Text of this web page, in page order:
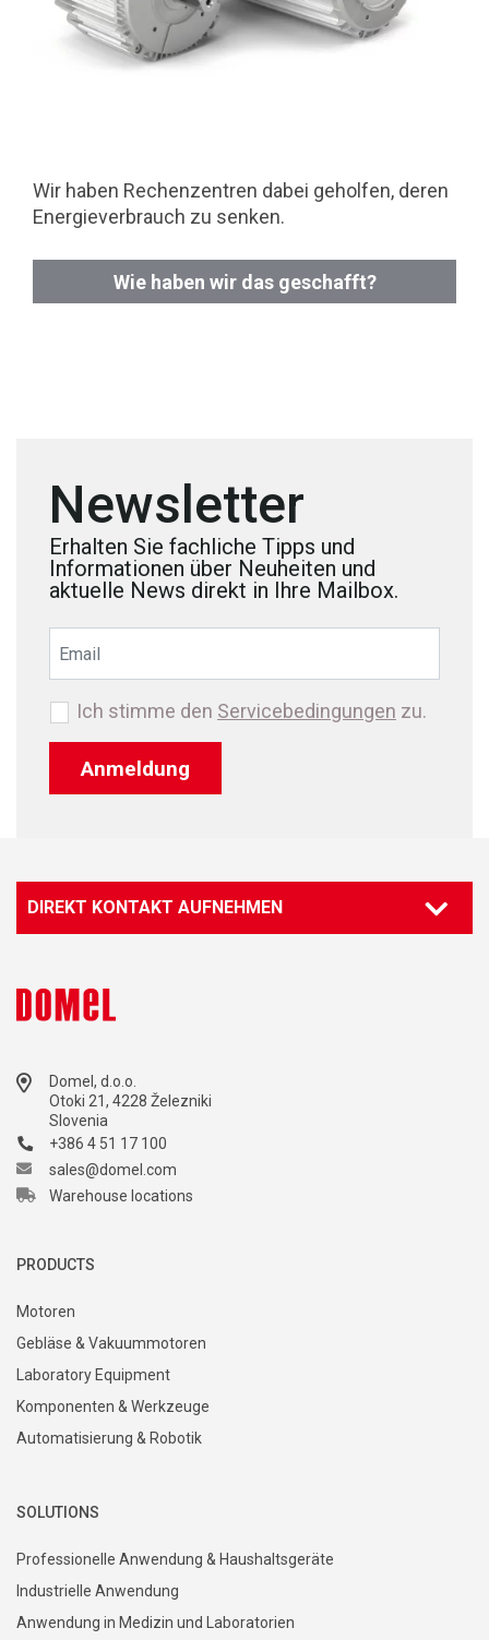
Wir haben Rechenzentren dabei geholfen, deren
Energieverbrauch zu senken.
Wie haben wir das geschafft?
Newsletter
Erhalten Sie fachliche Tipps und
Informationen über Neuheiten und
aktuelle News direkt in Ihre Mailbox.
Anmeldung
Ich stimme den Servicebedingungen zu.
DIREKT KONTAKT AUFNEHMEN
Domel, d.o.o.
Otoki 21, 4228 Železniki
Slovenia
+386 4 51 17 100
sales@domel.com
Warehouse locations
PRODUCTS
Motoren
Gebläse & Vakuummotoren
Laboratory Equipment
Komponenten & Werkzeuge
Automatisierung & Robotik
SOLUTIONS
Professionelle Anwendung & Haushaltsgeräte
Industrielle Anwendung
Anwendung in Medizin und Laboratorien